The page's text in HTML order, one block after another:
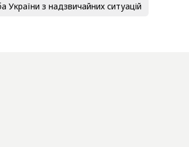
з надзвичайних ситуацій